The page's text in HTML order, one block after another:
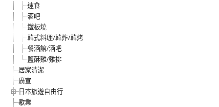
速食
酒吧
鐵板燒
韓式料理/韓炸/韓烤
餐酒館/酒吧
鹽酥雞/雞排
居家清潔
廣宣
日本旅遊自由行
歇業